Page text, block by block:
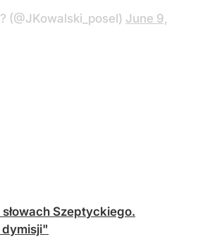
(@JKowalski_posel) June 9,
Szeptyckiego.